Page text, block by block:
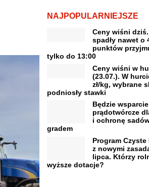
NAJPOPULARNIEJSZE
Ceny wiśni
spadły nawet o
punktów
tylko do 13:00
Ceny wiśni w
(23.07.). W
zł/kg, wybrane
podniosły stawki
Będzie
prądotwórcze
i ochronę
gradem
Program Czyste
z nowymi
lipca. Którzy
wyższe dotacje?